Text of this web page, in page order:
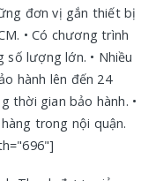
đơn vị gắn thiết bị
• Có chương trình
số lượng lớn. • Nhiều
hành lên đến 24
thời gian bảo hành. •
trong nội quận.